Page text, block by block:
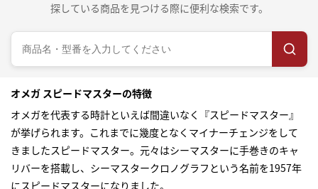
探している商品を見つける際に便利な検索です。
オメガ スピードマスターの特徴
オメガを代表する時計といえば間違いなく『スピードマスター』
が挙げられます。これまでに幾度となくマイナーチェンジをして
きましたスピードマスター。元々はシーマスターに手巻きのキャ
リバーを搭載し、シーマスタークロノグラフという名前を1957年
にスピードマスターになりました。